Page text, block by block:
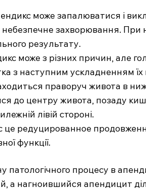
MedTerms.com.ua
професійний медичний
портал
може запалюватися і
захворювання. При
результату.
може з різних причин, але
з наступним ускладненням
праворуч живота в
до центру живота, позаду
лівій стороні.
це редуцированное
функції.
патологічного процесу в
а нагноившийся апендицит